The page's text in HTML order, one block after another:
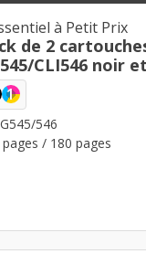
à Petit Prix
de 2
CLI546 noir
1
546
pages / 180 pages